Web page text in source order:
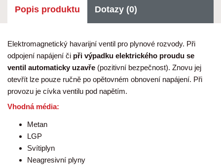
Popis produktu Dotazy (0)
Elektromagnetický havarijní ventil pro plynové rozvody. Při
odpojení napájení či při výpadku elektrického proudu se
ventil automaticky uzavře (pozitivní bezpečnost). Znovu jej
otevřít lze pouze ručně po opětovném obnovení napájení. Při
provozu je cívka ventilu pod napětím.
Vhodná média:
Metan
LGP
Svítiplyn
Neagresivní plyny